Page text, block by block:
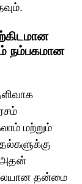
நம்பகமான
மற்றும்
அதன்
தன்மை